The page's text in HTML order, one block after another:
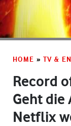
HOME » TV &
Record
Geht die
Netflix